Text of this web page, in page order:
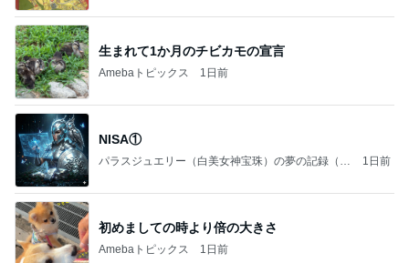
生まれて1か月のチビカモの宣言
Amebaトピックス 1日前
NISA①
パラスジュエリー（白美女神宝珠）の夢の記録（続
1日前
初めましての時より倍の大きさ
Amebaトピックス 1日前